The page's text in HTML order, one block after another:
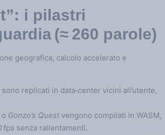
i pilastri
(≈ 260 parole)
geografica, calcolo accelerato e
replicati in data‑center vicini all’utente,
o Gonzo’s Quest vengono compilati in WASM,
senza rallentamenti.